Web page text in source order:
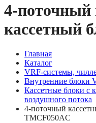
4-поточный
кассетный
Главная
Каталог
VRF-системы,
Внутренние блоки
Кассетные блоки с
воздушного потока
4-поточный
TMCF050AС